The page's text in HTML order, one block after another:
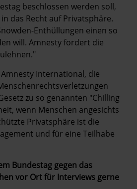
beschlossen werden soll,
das Recht auf Privatsphäre.
Enthüllungen einen so
will. Amnesty fordert die
International, die
zu so genannten "Chilling
wenn Menschen angesichts
Privatsphäre ist die
und für eine Teilhabe
Bundestag gegen das
vor Ort für Interviews gerne